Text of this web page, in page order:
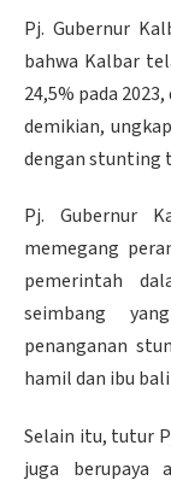
Pj. Gubernur
bahwa Kalbar
24,5% pada
demikian,
dengan stunting
Pj. Gubernur
memegang
pemerintah
seimbang
penanganan
hamil dan ibu
Selain itu, tutur
juga berupaya